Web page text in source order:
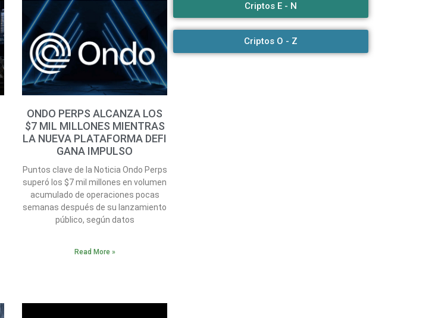
ONDO PERPS ALCANZA LOS
$7 MIL MILLONES MIENTRAS
LA NUEVA PLATAFORMA DEFI
GANA IMPULSO
Puntos clave de la Noticia Ondo Perps
superó los $7 mil millones en volumen
acumulado de operaciones pocas
semanas después de su lanzamiento
público, según datos
Read More »
Criptos E - N
Criptos O - Z